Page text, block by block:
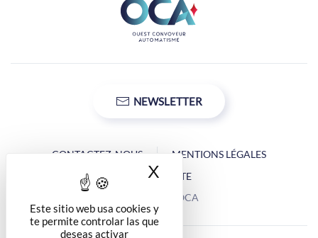
NEWSLETTER
CONTACTEZ-NOUS
MENTIONS LÉGALES
PLAN DU SITE
Copyright © OCA
Este sitio web usa cookies y
te permite controlar las que
deseas activar
X Ocultar la banner